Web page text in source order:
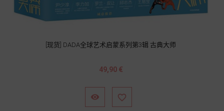
[现货] DADA全球艺术启蒙系列第3辑 古典大师
Prix
49,90 €
 